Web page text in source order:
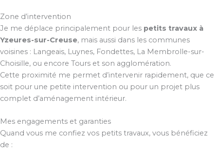
Zone d’intervention
Je me déplace principalement pour les petits travaux à
Yzeures-sur-Creuse, mais aussi dans les communes
voisines : Langeais, Luynes, Fondettes, La Membrolle-sur-
Choisille, ou encore Tours et son agglomération.
Cette proximité me permet d’intervenir rapidement, que ce
soit pour une petite intervention ou pour un projet plus
complet d’aménagement intérieur.
Mes engagements et garanties
Quand vous me confiez vos petits travaux, vous bénéficiez
de :